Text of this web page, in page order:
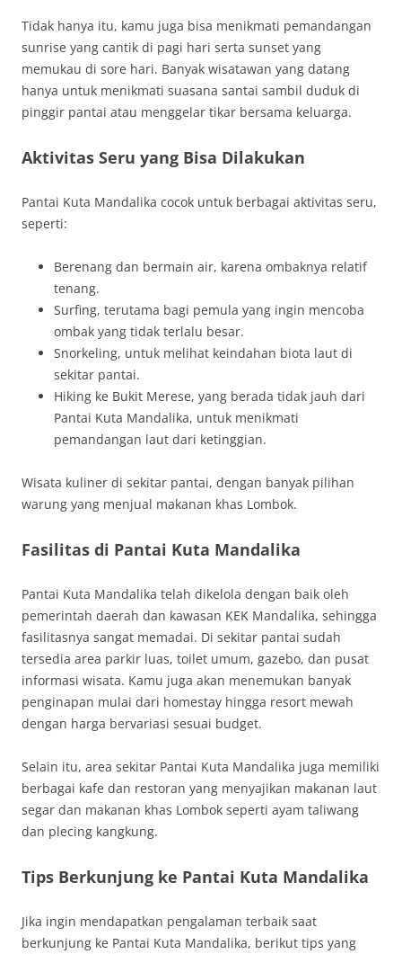
Tidak hanya itu, kamu juga bisa menikmati pemandangan
sunrise yang cantik di pagi hari serta sunset yang
memukau di sore hari. Banyak wisatawan yang datang
hanya untuk menikmati suasana santai sambil duduk di
pinggir pantai atau menggelar tikar bersama keluarga.
Aktivitas Seru yang Bisa Dilakukan
Pantai Kuta Mandalika cocok untuk berbagai aktivitas seru,
seperti:
Berenang dan bermain air, karena ombaknya relatif
tenang.
Surfing, terutama bagi pemula yang ingin mencoba
ombak yang tidak terlalu besar.
Snorkeling, untuk melihat keindahan biota laut di
sekitar pantai.
Hiking ke Bukit Merese, yang berada tidak jauh dari
Pantai Kuta Mandalika, untuk menikmati
pemandangan laut dari ketinggian.
Wisata kuliner di sekitar pantai, dengan banyak pilihan
warung yang menjual makanan khas Lombok.
Fasilitas di Pantai Kuta Mandalika
Pantai Kuta Mandalika telah dikelola dengan baik oleh
pemerintah daerah dan kawasan KEK Mandalika, sehingga
fasilitasnya sangat memadai. Di sekitar pantai sudah
tersedia area parkir luas, toilet umum, gazebo, dan pusat
informasi wisata. Kamu juga akan menemukan banyak
penginapan mulai dari homestay hingga resort mewah
dengan harga bervariasi sesuai budget.
Selain itu, area sekitar Pantai Kuta Mandalika juga memiliki
berbagai kafe dan restoran yang menyajikan makanan laut
segar dan makanan khas Lombok seperti ayam taliwang
dan plecing kangkung.
Tips Berkunjung ke Pantai Kuta Mandalika
Jika ingin mendapatkan pengalaman terbaik saat
berkunjung ke Pantai Kuta Mandalika, berikut tips yang